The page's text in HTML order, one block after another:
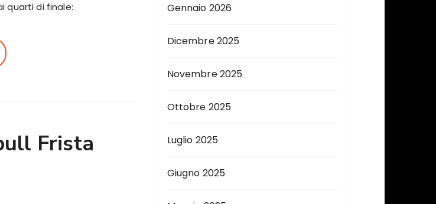
quarti di finale:
Frista
Gennaio 2026
Dicembre 2025
Novembre 2025
Ottobre 2025
Luglio 2025
Giugno 2025